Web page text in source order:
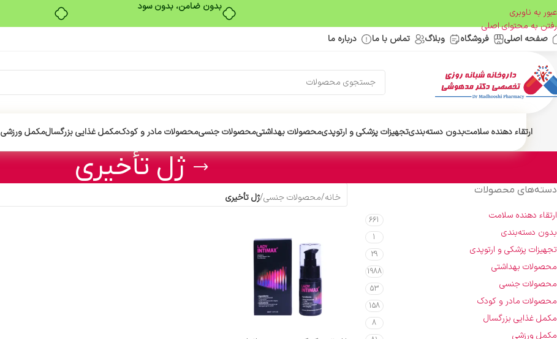
بدون ضامن، بدون سود
عبور به ناوبری
رفتن به محتوای اصلی
صفحه اصلی
فروشگاه وبلاگ تماس با ما درباره ما
ارتقاء دهنده سلامتبدون دسته‌بندیتجهیزات پزشکی و ارتوپدیمحصولات بهداشتیمحصولات جنسیمحصولات مادر و کودکمکمل غذایی بزرگسالمکمل ورزشی
ژل تأخیری
دسته‌های محصولات
ارتقاء دهنده سلامت 661
بدون دسته‌بندی 1
تجهیزات پزشکی و ارتوپدی 29
محصولات بهداشتی 1988
محصولات جنسی 53
محصولات مادر و کودک 158
مکمل غذایی بزرگسال 8
مکمل ورزشی
خانه/محصولات جنسی/ژل تأخیری